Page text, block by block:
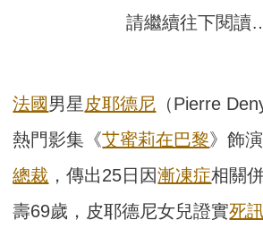
請繼續往下閱讀
法國男星 皮耶德尼 （Pierre
熱門影集《艾蜜莉在巴黎》飾
總裁 ，傳出25日因漸凍症相關
壽69歲，皮耶德尼女兒證實死